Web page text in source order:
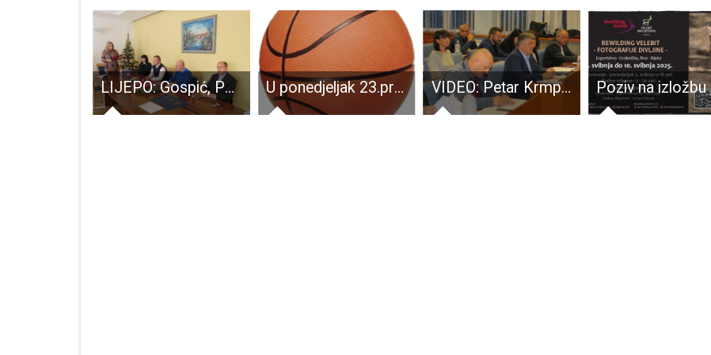
LIJEPO: Gospić, Perušić i Udbina kao zajedničko urbano područje lakše do europskih novaca U ponedjeljak 23.prosinca starta Zimska košarkaška liga u Gospiću VIDEO: Petar Krmpotić: “ovaj proračun ništa ne valja”. Karlo Starčević:”sanirali smo 5,5 milijuna kuna dugova koje smo preuzeli, nastavljamo služiti svome narodu”!!!